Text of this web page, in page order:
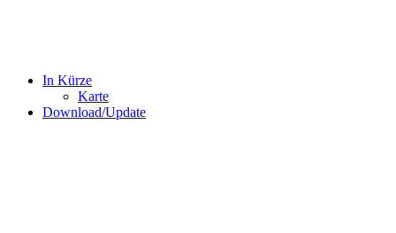
In Kürze
Karte
Download/Update